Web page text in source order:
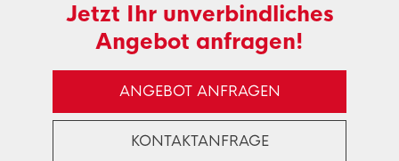
Jetzt Ihr unverbindliches
Angebot anfragen!
ANGEBOT ANFRAGEN
KONTAKTANFRAGE